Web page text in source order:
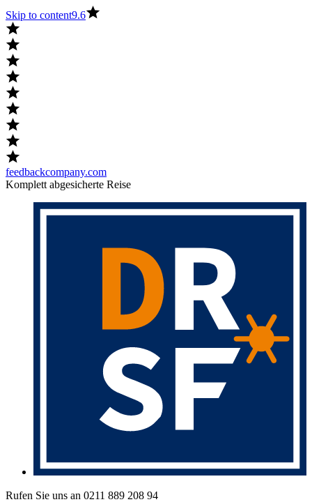
Skip to content9.6
feedbackcompany.com
Komplett abgesicherte Reise
Rufen Sie uns an 0211 889 208 94